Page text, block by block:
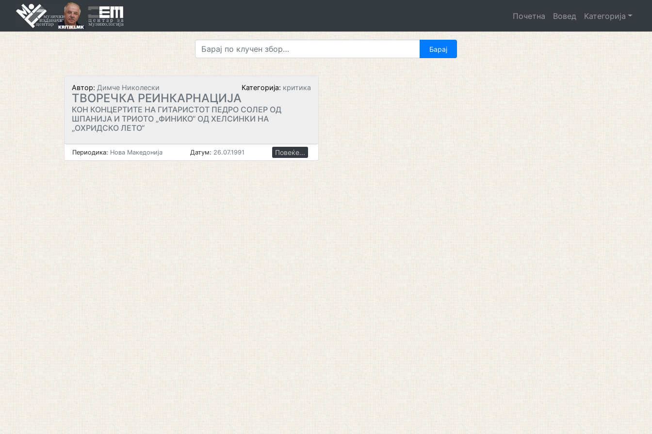
Почетна Вовед Категорија
Автор: Димче Николески Категорија: критика
ТВОРЕЧКА РЕИНКАРНАЦИЈА
КОН КОНЦЕРТИТЕ НА ГИТАРИСТОТ ПЕДРО СОЛЕР ОД
ШПАНИЈА И ТРИОТО „ФИНИКО“ ОД ХЕЛСИНКИ НА
„ОХРИДСКО ЛЕТО“
Периодика: Нова Македонија Датум: 26.07.1991 Повеќе...